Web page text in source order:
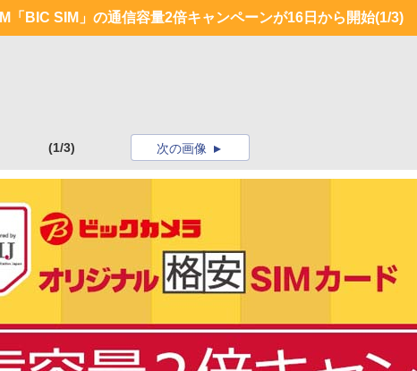
「BIC SIM」の通信容量2倍キャンペーンが16日から開始(1/3)
(1/3) 次の画像